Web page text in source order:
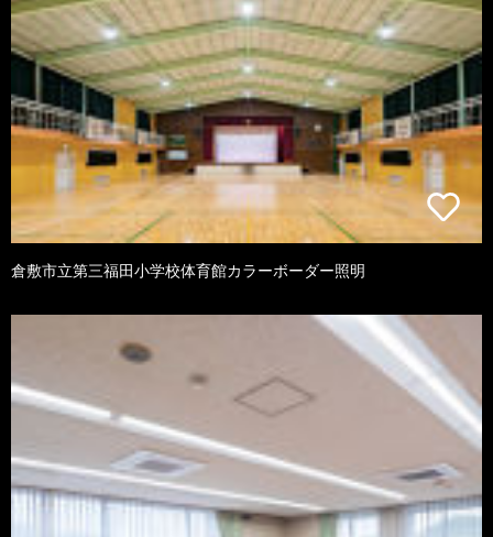
倉敷市立第三福田小学校体育館カラーボーダー照明